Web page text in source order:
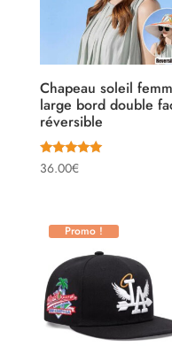
Chapeau soleil
large bord double
réversible
Note
4.90
36.00€
Promo !